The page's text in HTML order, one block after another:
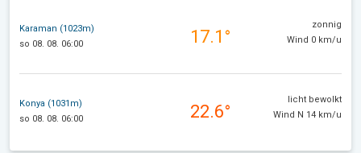
Karaman (1023m)
so 08. 08. 06:00
17.1°
zonnig
Wind 0 km/u
Konya (1031m)
so 08. 08. 06:00
22.6°
licht bewolkt
Wind N 14 km/u